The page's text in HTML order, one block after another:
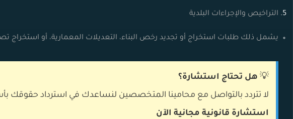
التراخيص والإجراءات البلدية
يشمل ذلك طلبات استخراج أو تجديد رخص البناء، التعديلات المعمارية، أو استخراج
💡 هل تحتاج استشارة؟
لا تتردد بالتواصل مع محامينا المتخصصين لنساعدك في استرداد حقوقك
استشارة قانونية مجانية الآن